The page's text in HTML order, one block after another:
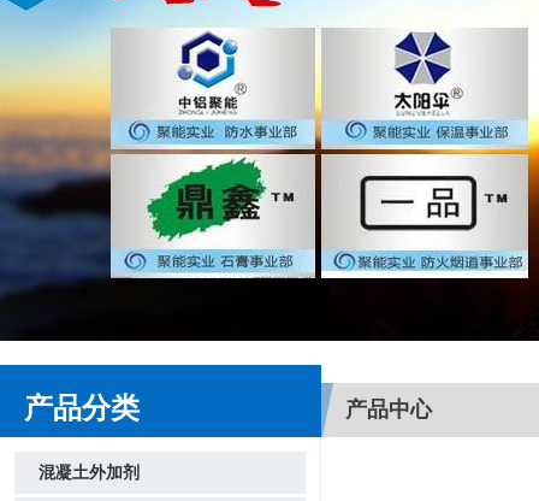
产品分类
混凝土外加剂
产品中心